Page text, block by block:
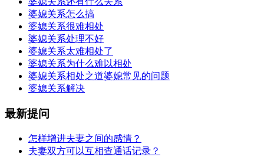
婆媳关系怎么搞
婆媳关系很难相处
婆媳关系处理不好
婆媳关系太难相处了
婆媳关系为什么难以相处
婆媳关系相处之道婆媳常见的问题
婆媳关系解决
最新提问
怎样增进夫妻之间的感情？
夫妻双方可以互相查通话记录？